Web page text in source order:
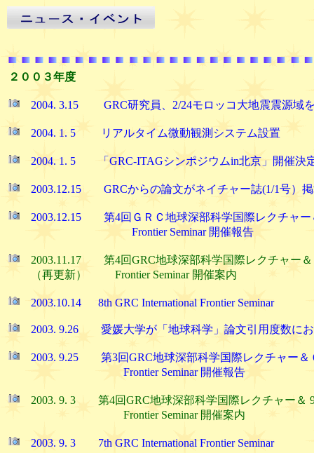
２００３年度
2004. 3.15 GRC研究員、2/24モロッコ大地震震源域
2004. 1. 5 リアルタイム微動観測システム設置
2004. 1. 5 「GRC-ITAGシンポジウムin北京」開
2003.12.15 GRCからの論文がネイチャー誌(1/1号）
2003.12.15 第4回ＧＲＣ地球深部科学国際レクチャー
Frontier Seminar 開催報告
2003.11.17 第4回GRC地球深部科学国際レクチャー＆
（再更新） Frontier Seminar 開催案内
2003.10.14 8th GRC International Frontier Seminar
2003. 9.26 愛媛大学が「地球科学」論文引用度数に
2003. 9.25 第3回GRC地球深部科学国際レクチャー＆
Frontier Seminar 開催報告
2003. 9. 3 第4回GRC地球深部科学国際レクチャー＆
Frontier Seminar 開催案内
2003. 9. 3 7th GRC International Frontier Seminar